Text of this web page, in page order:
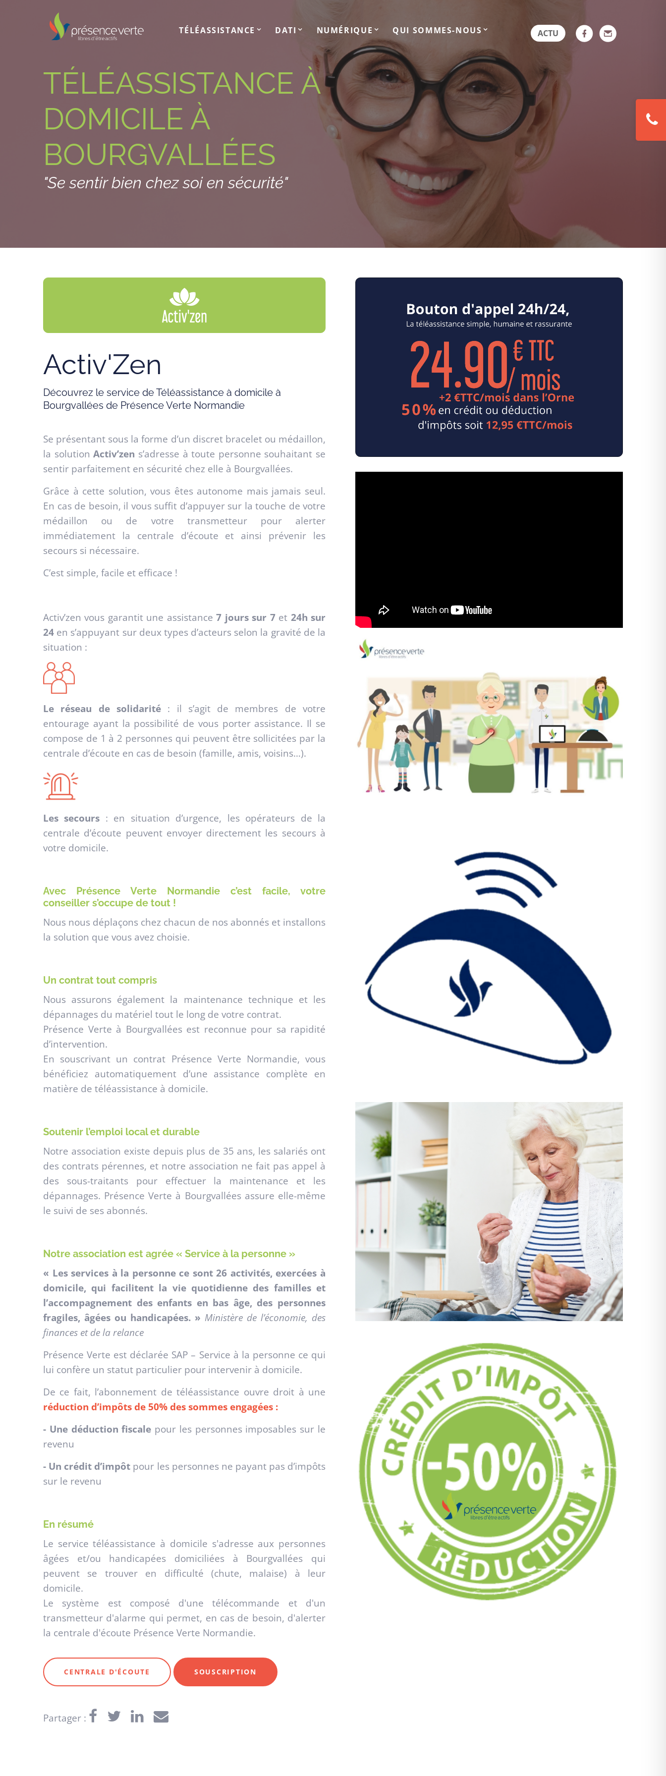
TÉLÉASSISTANCE DATI NUMÉRIQUE QUI SOMMES-NOUS ACTU
TÉLÉASSISTANCE À
DOMICILE À
BOURGVALLÉES
"Se sentir bien chez soi en sécurité"
Activ'Zen
Découvrez le service de Téléassistance à domicile à
Bourgvallées de Présence Verte Normandie
Se présentant sous la forme d’un discret bracelet ou médaillon,
la solutionActiv’zen s’adresse à toute personne souhaitant se
sentir parfaitement en sécurité chez elle à Bourgvallées.
Grâce à cette solution, vous êtes autonome mais jamais seul.
En cas de besoin, il vous suffit d’appuyer sur la touche de votre
médaillon ou de votre transmetteur pour alerter
immédiatement la centrale d’écoute et ainsi prévenir les
secours si nécessaire.
C’est simple, facile et efficace !
Activ’zen vous garantit une assistance7 jours sur 7et 24h sur
24 en s’appuyant sur deux types d’acteurs selon la gravité de la
situation :
Le réseau de solidarité: il s’agit de membres de votre
entourage ayant la possibilité de vous porter assistance. Il se
compose de 1 à 2 personnes qui peuvent être sollicitées par la
centrale d’écoute en cas de besoin (famille, amis, voisins…).
Les secours : en situation d’urgence, les opérateurs de la
centrale d’écoute peuvent envoyer directement les secours à
votre domicile.
Avec Présence Verte Normandie c’est facile, votre
conseiller s’occupe de tout !
Nous nous déplaçons chez chacun de nos abonnés et installons
la solution que vous avez choisie.
Un contrat tout compris
Nous assurons également la maintenance technique et les
dépannages du matériel tout le long de votre contrat.
Présence Verte à Bourgvallées est reconnue pour sa rapidité
d’intervention.
En souscrivant un contrat Présence Verte Normandie, vous
bénéficiez automatiquement d’une assistance complète en
matière de téléassistance à domicile.
Soutenir l’emploi local et durable
Notre association existe depuis plus de 35 ans, les salariés ont
des contrats pérennes, et notre association ne fait pas appel à
des sous-traitants pour effectuer la maintenance et les
dépannages. Présence Verte à Bourgvallées assure elle-même
le suivi de ses abonnés.
Notre association est agrée « Service à la personne »
« Les services à la personne ce sont 26 activités, exercées à
domicile, qui facilitent la vie quotidienne des familles et
l’accompagnement des enfants en bas âge, des personnes
fragiles, âgées ou handicapées. » Ministère de l’économie, des
finances et de la relance
Présence Verte est déclarée SAP – Service à la personne ce qui
lui confère un statut particulier pour intervenir à domicile.
De ce fait, l’abonnement de téléassistance ouvre droit à une
réduction d’impôts de 50% des sommes engagées :
- Une déduction fiscale pour les personnes imposables sur le
revenu
- Un crédit d’impôt pour les personnes ne payant pas d’impôts
sur le revenu
En résumé
Le service téléassistance à domicile s'adresse aux personnes
âgées et/ou handicapées domiciliées à Bourgvallées qui
peuvent se trouver en difficulté (chute, malaise) à leur
domicile.
Le système est composé d'une télécommande et d'un
transmetteur d'alarme qui permet, en cas de besoin, d'alerter
la centrale d'écoute Présence Verte Normandie.
CENTRALE D'ÉCOUTE SOUSCRIPTION
Partager :